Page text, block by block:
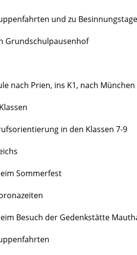
und zu
Grundschulpausenhof
nach Prien, ins K1, nach München
in den Klassen 7-9
Sommerfest
Besuch der Gedenkstätte